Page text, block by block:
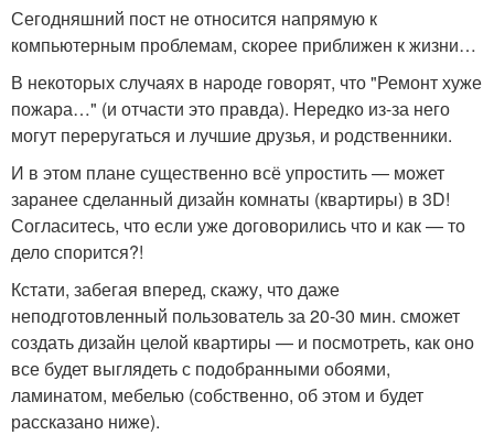
Сегодняшний пост не относится напрямую к
компьютерным проблемам, скорее приближен к жизни…
В некоторых случаях в народе говорят, что "Ремонт хуже
пожара…" (и отчасти это правда). Нередко из-за него
могут переругаться и лучшие друзья, и родственники.
И в этом плане существенно всё упростить — может
заранее сделанный дизайн комнаты (квартиры) в 3D!
Согласитесь, что если уже договорились что и как — то
дело спорится?!
Кстати, забегая вперед, скажу, что даже
неподготовленный пользователь за 20-30 мин. сможет
создать дизайн целой квартиры — и посмотреть, как оно
все будет выглядеть с подобранными обоями,
ламинатом, мебелью (собственно, об этом и будет
рассказано ниже).